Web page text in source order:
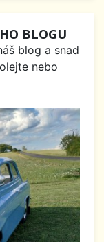
BLOGU
blog a snad
nebo